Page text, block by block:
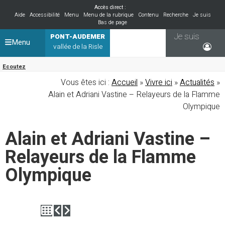
Accès direct :
Aide
Accessibilité Menu Menu de la rubrique Contenu Recherche
Je suis
Bas de page
PONT-AUDEMER
vallée de la Risle
Ecoutez
Je suis
Menu
Vous êtes ici : Accueil »Vivre ici »Actualités »
Alain et Adriani Vastine – Relayeurs de la Flamme
Olympique
Alain et Adriani Vastine –
Relayeurs de la Flamme
Olympique